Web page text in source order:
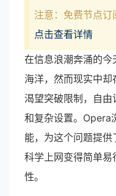
注意：免费节点订
点击查看详情
在信息浪潮奔涌的
海洋，然而现实中
渴望突破限制，自
和复杂设置。Opera
能，为这个问题提
科学上网变得简单
性。